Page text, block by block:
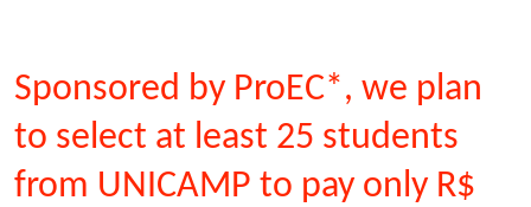
Sponsored by ProEC*, we plan
to select at least 25 students
from UNICAMP to pay only R$